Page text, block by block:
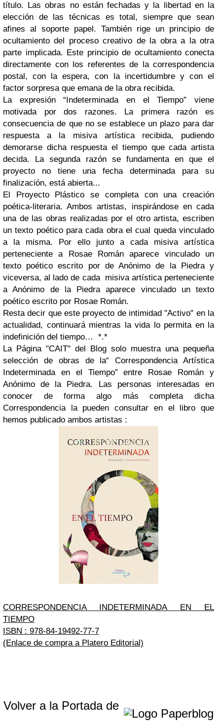
título. Las obras no están fechadas y la libertad en la
elección de las técnicas es total, siempre que sean
afines al soporte papel. También rige un principio de
ocultamiento del proceso creativo de la obra a la otra
parte implicada. Este principio de ocultamiento conecta
directamente con los referentes de la correspondencia
postal, con la espera, con la incertidumbre y con el
factor sorpresa que emana de la obra recibida.
La expresión “Indeterminada en el Tiempo” viene
motivada por dos razones. La primera razón es
consecuencia de que no se establece un plazo para dar
respuesta a la misiva artística recibida, pudiendo
demorarse dicha respuesta el tiempo que cada artista
decida. La segunda razón se fundamenta en que el
proyecto no tiene una fecha determinada para su
finalización, está abierta...
El Proyecto Plástico se completa con una creación
poética-literaria. Ambos artistas, inspirándose en cada
una de las obras realizadas por el otro artista, escriben
un texto poético para cada obra el cual queda vinculado
a la misma. Por ello junto a cada misiva artística
perteneciente a Rosae Román aparece vinculado un
texto poético escrito por de Anónimo de la Piedra y
viceversa, al lado de cada misiva artística perteneciente
a Anónimo de la Piedra aparece vinculado un texto
poético escrito por Rosae Román.
Resta decir que este proyecto de intimidad "Activo" en la
actualidad, continuará mientras la vida lo permita en la
indefinición del tiempo… *.*
La Página "CAIT" del Blog solo muestra una pequeña
selección de obras de la“ Correspondencia Artística
Indeterminada en el Tiempo” entre Rosae Román y
Anónimo de la Piedra. Las personas interesadas en
conocer de forma algo más completa dicha
Correspondencia la pueden consultar en el libro que
hemos publicado ambos artistas :
CORRESPONDENCIA INDETERMINADA EN EL
TIEMPO
ISBN : 978-84-19492-77-7
(Enlace de compra a Platero Editorial)
Volver a la Portada de